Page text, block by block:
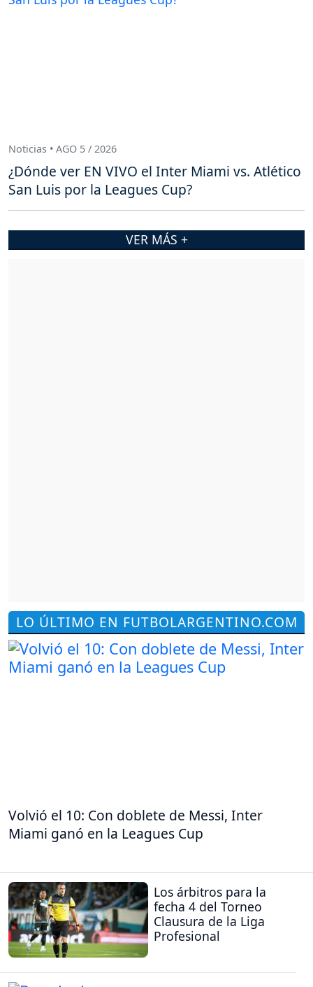
LO ÚLTIMO EN FUTBOLARGENTINO.COM
Volvió el 10: Con doblete de Messi, Inter
Miami ganó en la Leagues Cup
Los árbitros para la
fecha 4 del Torneo
Clausura de la Liga
Profesional
Noticias • AGO 5 / 2026
¿Dónde ver EN VIVO el Inter Miami vs. Atlético
San Luis por la Leagues Cup?
VER MÁS +